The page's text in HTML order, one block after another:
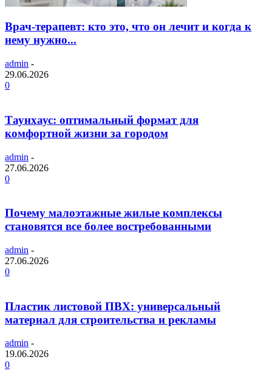
Врач-терапевт: кто это, что он лечит и когда к
нему нужно...
admin -
29.06.2026
0
Таунхаус: оптимальный формат для
комфортной жизни за городом
admin -
27.06.2026
0
Почему малоэтажные жилые комплексы
становятся все более востребованными
admin -
27.06.2026
0
Пластик листовой ПВХ: универсальный
материал для строительства и рекламы
admin -
19.06.2026
0